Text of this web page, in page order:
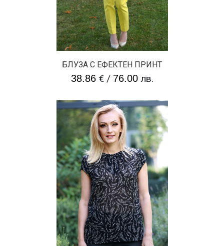
БЛУЗА С ЕФЕКТЕН ПРИНТ
38.86€/ 76.00лв.